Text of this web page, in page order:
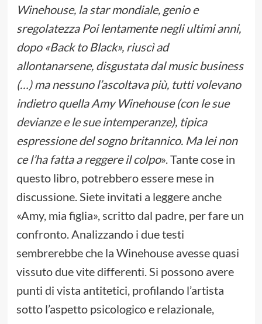
Winehouse, la star mondiale, genio e
sregolatezza Poi lentamente negli ultimi anni,
dopo «Back to Black», riuscì ad
allontanarsene, disgustata dal music business
(…) ma nessuno l’ascoltava più, tutti volevano
indietro quella Amy Winehouse (con le sue
devianze e le sue intemperanze), tipica
espressione del sogno britannico. Ma lei non
ce l’ha fatta a reggere il colpo». Tante cose in
questo libro, potrebbero essere mese in
discussione. Siete invitati a leggere anche
«Amy, mia figlia», scritto dal padre, per fare un
confronto. Analizzando i due testi
sembrerebbe che la Winehouse avesse quasi
vissuto due vite differenti. Si possono avere
punti di vista antitetici, profilando l’artista
sotto l’aspetto psicologico e relazionale,